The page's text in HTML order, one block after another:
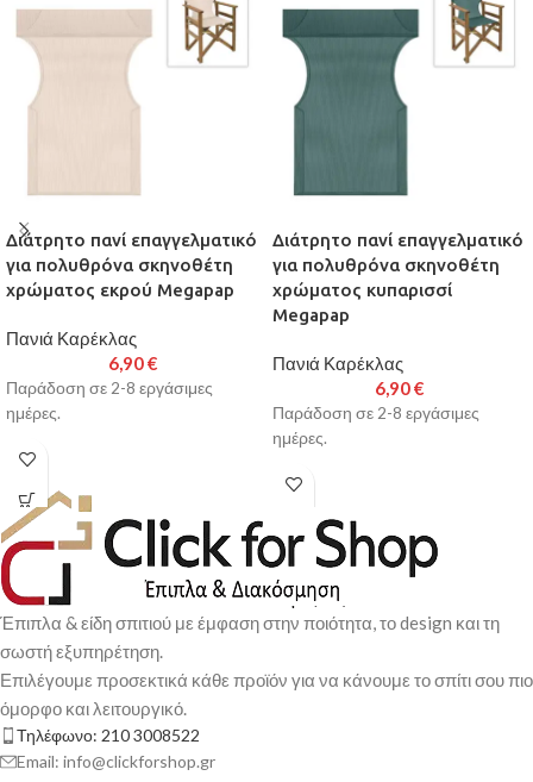
Διάτρητο πανί επαγγελματικό
για πολυθρόνα σκηνοθέτη
χρώματος εκρού Megapap
Πανιά Καρέκλας
6,90€
Παράδοση σε 2-8 εργάσιμες
ημέρες.
Διάτρητο πανί επαγγελματικό
για πολυθρόνα σκηνοθέτη
χρώματος κυπαρισσί
Megapap
Πανιά Καρέκλας
6,90€
Παράδοση σε 2-8 εργάσιμες
ημέρες.
Έπιπλα & είδη σπιτιού με έμφαση στην ποιότητα, το design και τη
σωστή εξυπηρέτηση.
Επιλέγουμε προσεκτικά κάθε προϊόν για να κάνουμε το σπίτι σου πιο
όμορφο και λειτουργικό.
Τηλέφωνο: 210 3008522
Email: info@clickforshop.gr